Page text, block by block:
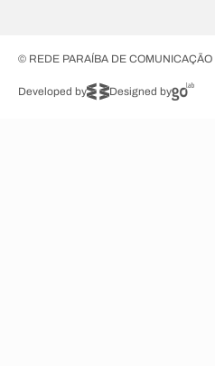
© REDE PARAÍBA DE COMUNICAÇÃO
Developed by Designed by